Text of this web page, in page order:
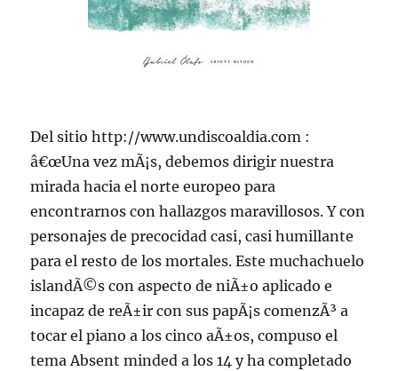
Del sitio http://www.undiscoaldia.com :
â€œUna vez mÃ¡s, debemos dirigir nuestra
mirada hacia el norte europeo para
encontrarnos con hallazgos maravillosos. Y con
personajes de precocidad casi, casi humillante
para el resto de los mortales. Este muchachuelo
islandÃ©s con aspecto de niÃ±o aplicado e
incapaz de reÃ±ir con sus papÃ¡s comenzÃ³ a
tocar el piano a los cinco aÃ±os, compuso el
tema Absent minded a los 14 y ha completado